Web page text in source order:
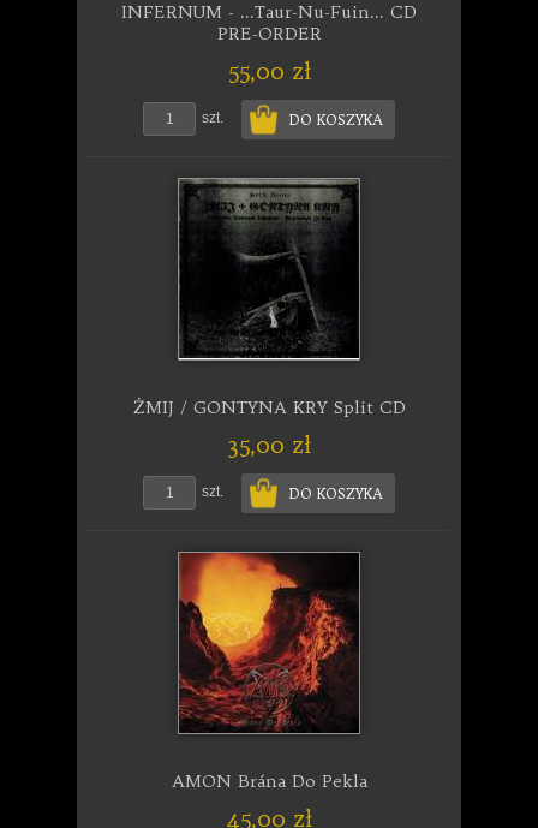
INFERNUM - ...Taur-Nu-Fuin... CD
PRE-ORDER
55,00 zł
szt. DO KOSZYKA
ŻMIJ / GONTYNA KRY Split CD
35,00 zł
szt. DO KOSZYKA
AMON Brána Do Pekla
45,00 zł